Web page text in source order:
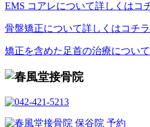
EMS コアレについて詳しくはコ
骨盤矯正について詳しくはコチラ
矯正を含めた足首の治療につい